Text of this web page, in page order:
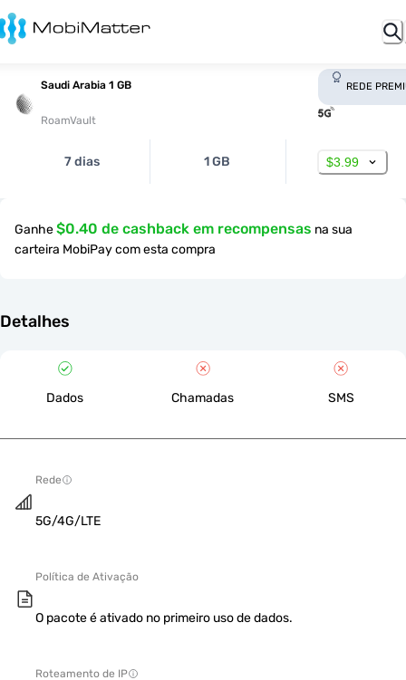
Saudi Arabia 1 GB
RoamVault
REDE
7 dias 1 GB $3.99
Ganhe$0.40 de cashback em recompensas na sua
carteira MobiPay com esta compra
Detalhes
Dados Chamadas SMS
Rede
5G/4G/LTE
Política de Ativação
O pacote é ativado no primeiro uso de dados.
Roteamento de IP